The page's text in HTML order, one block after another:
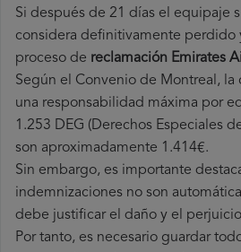
Si después de 21 días el equipaje
considera definitivamente perdido
proceso de reclamación Emirates
Según el Convenio de Montreal, la
una responsabilidad máxima por
1.253 DEG (Derechos Especiales
son aproximadamente 1.414€.
Sin embargo, es importante
indemnizaciones no son
debe justificar el daño y el
Por tanto, es necesario guardar